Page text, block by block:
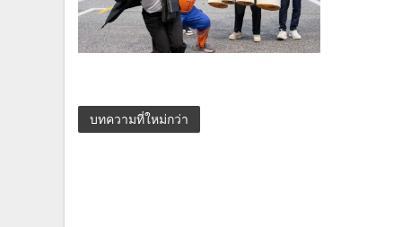
บทความที่ใหม่กว่า